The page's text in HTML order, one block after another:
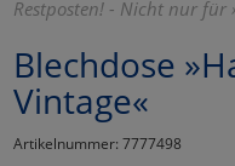
Restposten! - Nicht nur für
Blechdose
Vintage«
Artikelnummer: 7777498
Umfragetools